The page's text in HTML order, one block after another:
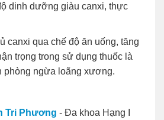
dinh dưỡng giàu canxi, thực
canxi qua chế độ ăn uống, tăng
trọng trong sử dụng thuốc là
phòng ngừa loãng xương.
Tri Phương - Đa khoa Hạng I